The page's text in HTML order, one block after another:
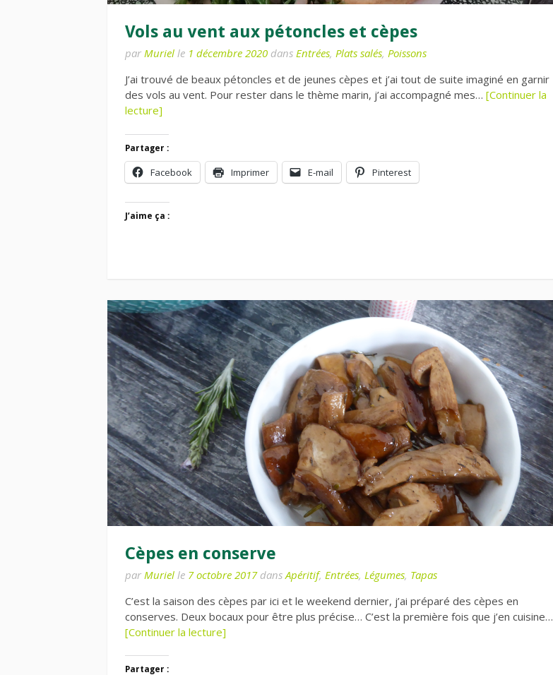
Vols au vent aux pétoncles et cèpes
par Muriel le 1 décembre 2020 dans Entrées, Plats salés, Poissons
J’ai trouvé de beaux pétoncles et de jeunes cèpes et j’ai tout de suite imaginé en garnir
des vols au vent. Pour rester dans le thème marin, j’ai accompagné mes… [Continuer la
lecture]
Partager :
Facebook Imprimer E-mail Pinterest
J’aime ça :
Cèpes en conserve
par Muriel le 7 octobre 2017dans Apéritif, Entrées, Légumes, Tapas
C’est la saison des cèpes par ici et le weekend dernier, j’ai préparé des cèpes en
conserves. Deux bocaux pour être plus précise… C’est la première fois que j’en cuisine…
[Continuer la lecture]
Partager :